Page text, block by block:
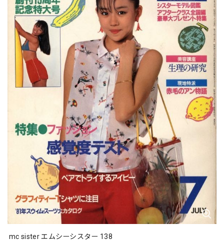
mc sister エムシーシスター 138